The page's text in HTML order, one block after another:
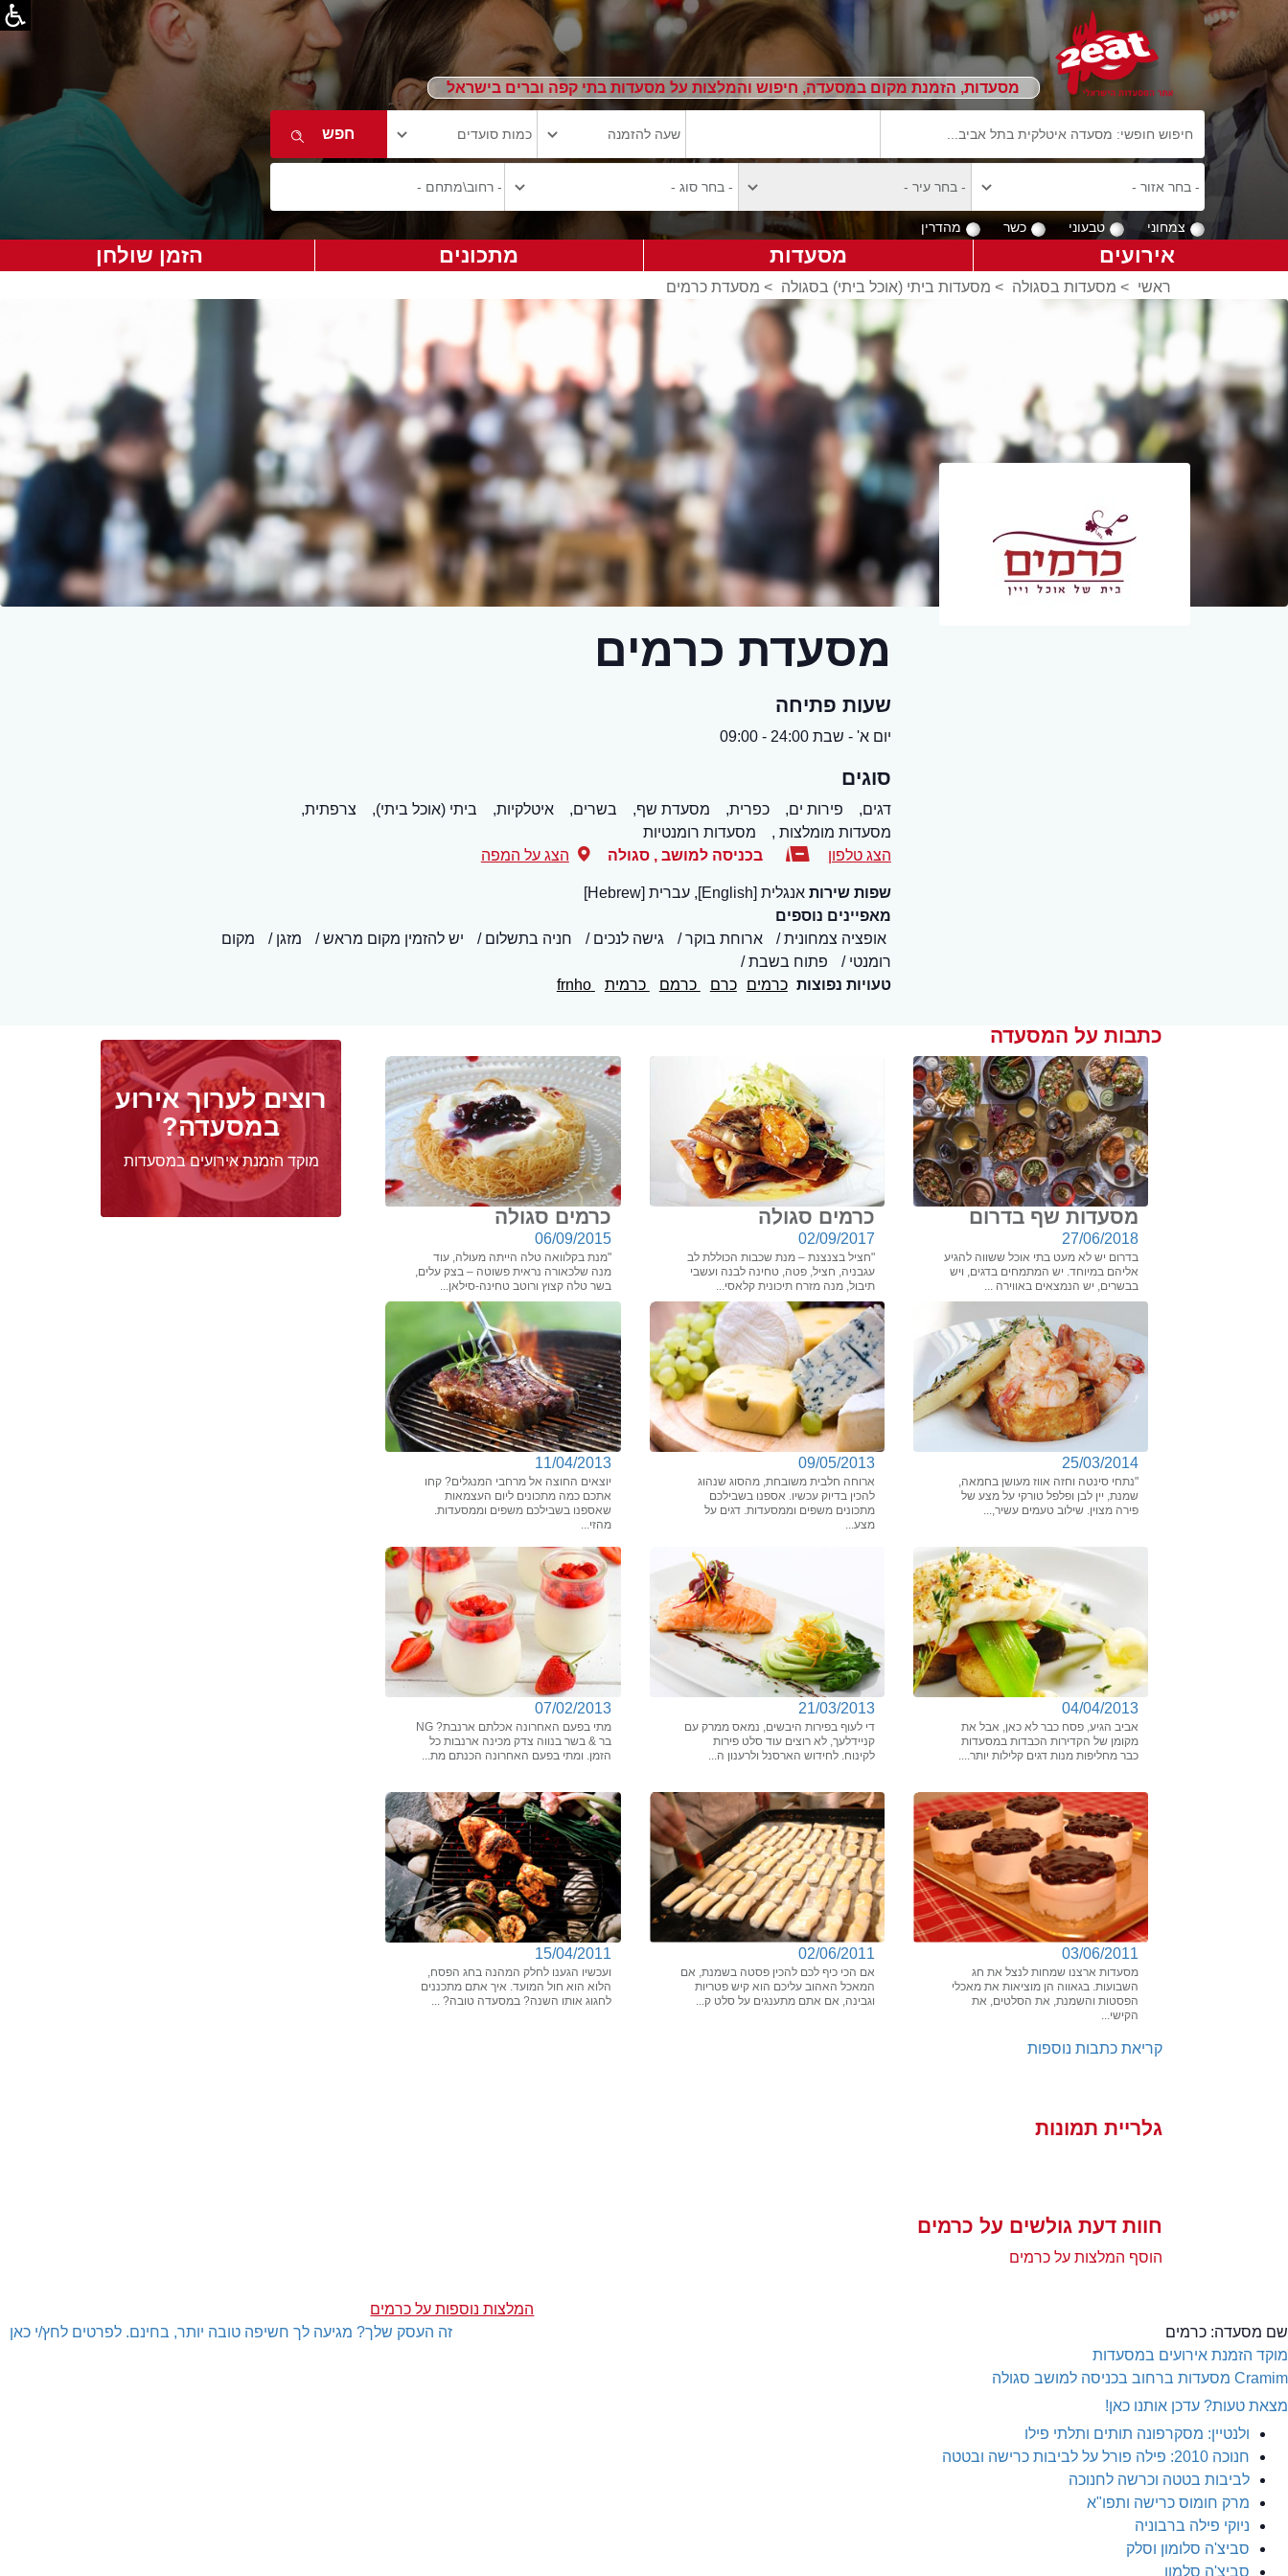
מסעדות, הזמנת מקום במסעדה, חיפוש והמלצות על מסעדות בתי קפה וברים בישראל
צמחוני טבעוני כשר מהדרין
אירועים מסעדות מתכונים הזמן שולחן
ראשי > מסעדות בסגולה > מסעדות ביתי (אוכל ביתי) בסגולה > מסעדת כרמים
מסעדת כרמים
שעות פתיחה
יום א' - שבת 24:00 - 09:00
סוגים
דגים, פירות ים, כפרית, מסעדת שף, בשרים, איטלקיות, ביתי (אוכל ביתי),
צרפתית,
מסעדות מומלצות ,
מסעדות רומנטיות
הצג טלפון
בכניסה למושב,סגולה הצג על המפה
שפות שירות אנגלית [English], עברית [Hebrew]
מאפיינים נוספים
אופציה צמחונית
ארוחת בוקר גישה לנכים חניה בתשלום יש להזמין מקום מראש מזגן
מקום
רומנטי
פתוח בשבת
טעויות נפוצות כרמים כרם כרמם כרמית frnho
כתבות על המסעדה
מסעדות שף בדרום
27/06/2018
בדרום יש לא מעט בתי אוכל ששווה להגיע
אליהם במיוחד. יש המתמחים בדגים, ויש
בבשרים, יש הנמצאים באווירה ...
כרמים סגולה
02/09/2017
"חציל בצנצנת – מנת שכבות הכוללת לב
עגבניה, חציל, פטה, טחינה לבנה ועשבי
תיבול, מנה מזרח תיכונית קלאסי...
כרמים סגולה
06/09/2015
"מנת בקלוואה טלה הייתה מעולה, עוד
מנה שלכאורה נראית פשוטה – בצק עלים,
בשר טלה קצוץ ורוטב טחינה-סילאן...
25/03/2014
"נתחי סינטה וחזה אווז מעושן בחמאה,
שמנת, יין לבן ופלפל טורקי על מצע של
פירה מצוין. שילוב טעמים עשיר,...
09/05/2013
ארוחה חלבית משובחת, מהסוג שנהוג
להכין בדיוק עכשיו. אספנו בשבילכם
מתכונים משפים וממסעדות. דגים על
מצע...
11/04/2013
יוצאים החוצה אל מרחבי המנגלים? קחו
אתכם כמה מתכונים ליום העצמאות
שאספנו בשבילכם משפים וממסעדות.
מהזי...
04/04/2013
אביב הגיע, פסח כבר לא כאן, אבל את
מקומן של הקדירות הכבדות במסעדות
כבר מחליפות מנות דגים קלילות יותר....
21/03/2013
די לעוף בפירות היבשים, נמאס ממרק עם
קניידלעך, לא רוצים עוד סלט פירות
לקינוח. לחידוש הארסנל ולרענון ה...
07/02/2013
מתי בפעם האחרונה אכלתם ארנבת? NG
בר & בשר בנווה צדק מכינה ארנבות כל
הזמן. ומתי בפעם האחרונה הכנתם מת...
03/06/2011
מסעדות ארצנו שמחות לנצל את חג
השבועות. בגאווה הן מוציאות את מאכלי
הפסטות והשמנת, את הסלטים, את
הקישי...
02/06/2011
אם הכי כיף לכם להכין פסטה בשמנת, אם
המאכל האהוב עליכם הוא קיש פטריות
וגבינה, אם אתם מתענגים על סלט ק...
15/04/2011
ועכשיו הגענו לחלק המהנה בחג הפסח,
הלוא הוא חול המועד. איך אתם מתכננים
לחגוג אותו השנה? במסעדה טובה? ...
קריאת כתבות נוספות
גלריית תמונות
חוות דעת גולשים על כרמים
הוסף המלצות על כרמים
המלצות נוספות על כרמים
רוצים לערוך אירוע
במסעדה?
מוקד הזמנת אירועים במסעדות
זה העסק שלך? מגיעה לך חשיפה טובה יותר, בחינם. לפרטים לחץ/י כאן שם מסעדה: כרמים
מוקד הזמנת אירועים במסעדות
Cramim מסעדות ברחוב בכניסה למושב סגולה
מצאת טעות? עדכן אותנו כאן!
ולנטיין: מסקרפונה תותים ותלתי פילו
חנוכה 2010: פילה פורל על לביבות כרישה ובטטה
לביבות בטטה וכרשה לחנוכה
מרק חומוס כרישה ותפו"א
ניוקי פילה ברבוניה
סביצ'ה סלומון וסלק
סביצ'ה סלמון